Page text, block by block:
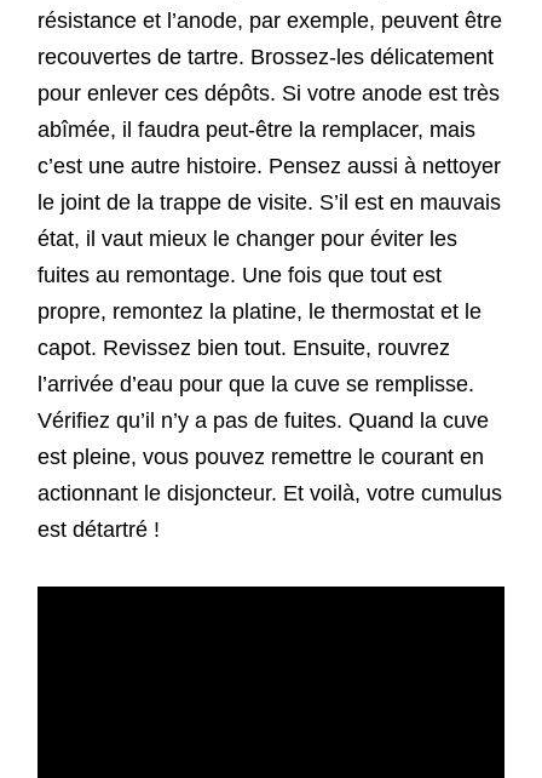
résistance et l’anode, par exemple, peuvent être
recouvertes de tartre. Brossez-les délicatement
pour enlever ces dépôts. Si votre anode est très
abîmée, il faudra peut-être la remplacer, mais
c’est une autre histoire. Pensez aussi à nettoyer
le joint de la trappe de visite. S’il est en mauvais
état, il vaut mieux le changer pour éviter les
fuites au remontage. Une fois que tout est
propre, remontez la platine, le thermostat et le
capot. Revissez bien tout. Ensuite, rouvrez
l’arrivée d’eau pour que la cuve se remplisse.
Vérifiez qu’il n’y a pas de fuites. Quand la cuve
est pleine, vous pouvez remettre le courant en
actionnant le disjoncteur. Et voilà, votre cumulus
est détartré !